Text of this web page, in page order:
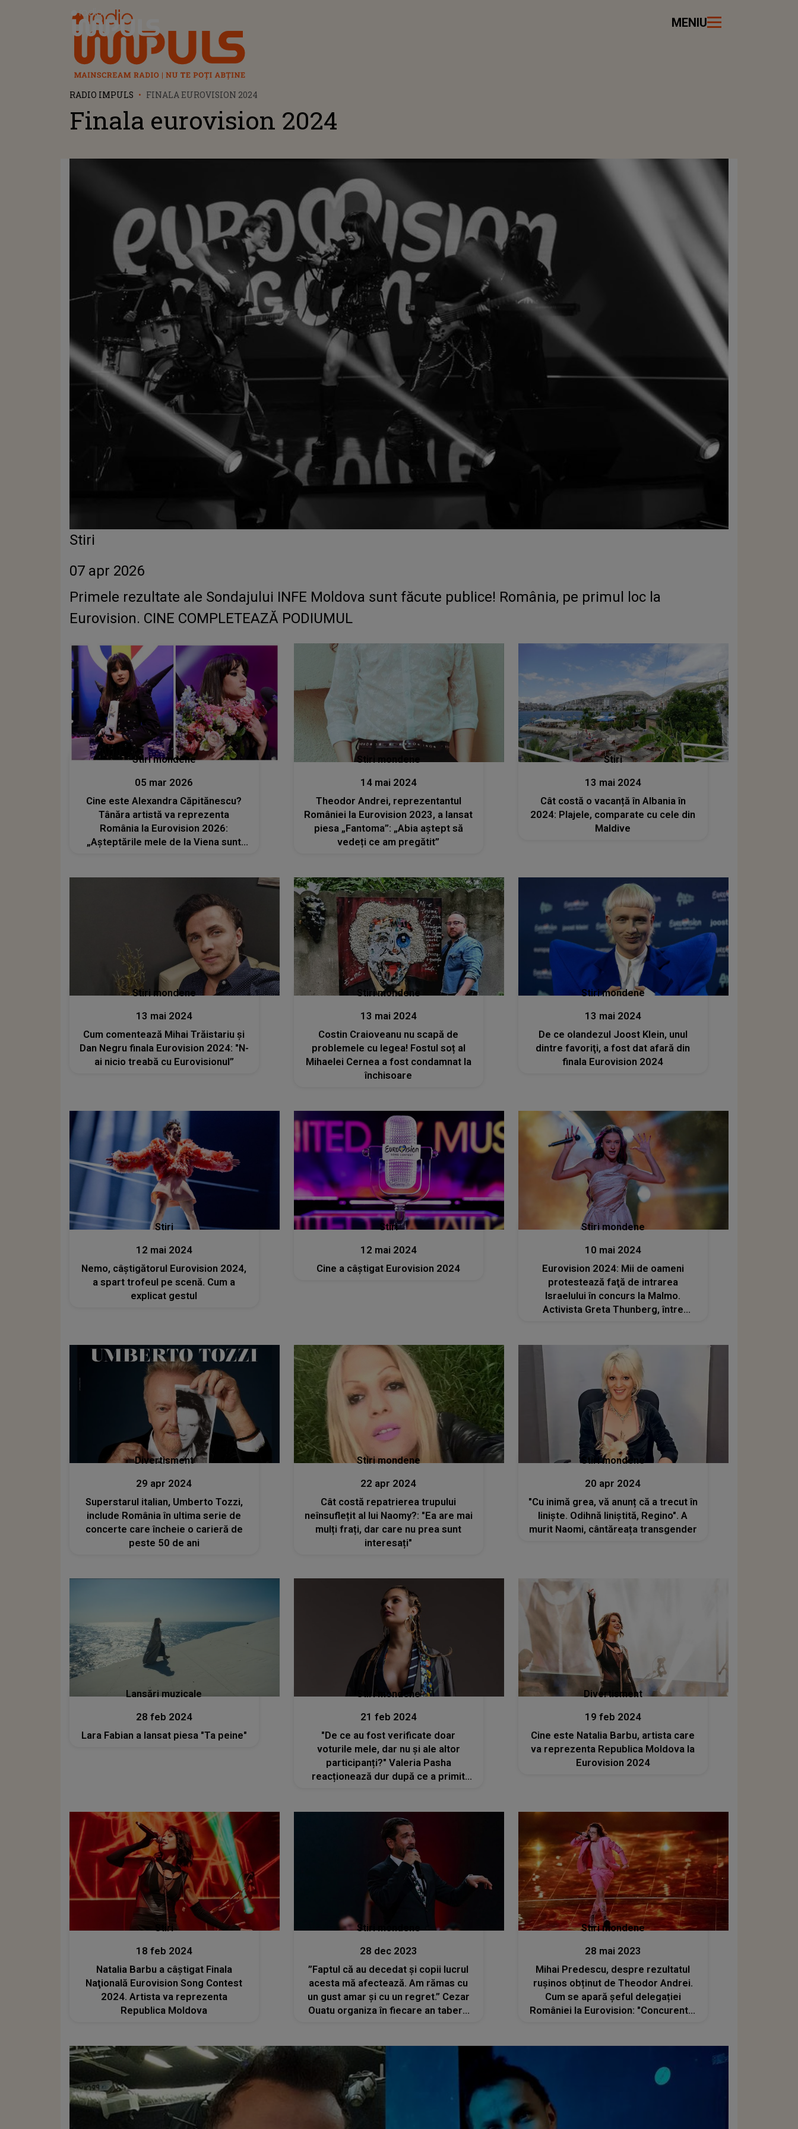
Radio Impuls MENIU
RADIO IMPULS FINALA EUROVISION 2024
Finala eurovision 2024
Stiri
07 apr 2026
Primele rezultate ale Sondajului INFE Moldova sunt făcute publice! România, pe primul loc la
Eurovision. CINE COMPLETEAZĂ PODIUMUL
Stiri mondene
05 mar 2026
Cine este Alexandra Căpitănescu?
Tânăra artistă va reprezenta
România la Eurovision 2026:
„Așteptările mele de la Viena sunt
concurs de talente
Stiri mondene
14 mai 2024
Theodor Andrei, reprezentantul
României la Eurovision 2023, a lansat
piesa „Fantoma”: „Abia aștept să
vedeți ce am pregătit”
Stiri
13 mai 2024
Cât costă o vacanță în Albania în
2024: Plajele, comparate cu cele din
Maldive
Stiri mondene
13 mai 2024
Cum comentează Mihai Trăistariu și
Dan Negru finala Eurovision 2024: "N-
ai nicio treabă cu Eurovisionul”
Stiri mondene
13 mai 2024
Costin Craioveanu nu scapă de
problemele cu legea! Fostul soț al
Mihaelei Cernea a fost condamnat la
închisoare
Stiri mondene
13 mai 2024
De ce olandezul Joost Klein, unul
dintre favoriţi, a fost dat afară din
finala Eurovision 2024
Stiri
12 mai 2024
Nemo, câștigătorul Eurovision 2024,
a spart trofeul pe scenă. Cum a
explicat gestul
Stiri
12 mai 2024
Cine a câștigat Eurovision 2024
Stiri mondene
10 mai 2024
Eurovision 2024: Mii de oameni
protestează faţă de intrarea
Israelului în concurs la Malmo.
Activista Greta Thunberg, între
Divertisment
29 apr 2024
Superstarul italian, Umberto Tozzi,
include România în ultima serie de
concerte care încheie o carieră de
peste 50 de ani
Stiri mondene
22 apr 2024
Cât costă repatrierea trupului
neînsuflețit al lui Naomy?: "Ea are mai
mulți frați, dar care nu prea sunt
interesați"
Stiri mondene
20 apr 2024
"Cu inimă grea, vă anunț că a trecut în
liniște. Odihnă liniștită, Regino". A
murit Naomi, cântăreața transgender
Lansări muzicale
28 feb 2024
Lara Fabian a lansat piesa "Ta peine"
Stiri mondene
21 feb 2024
"De ce au fost verificate doar
voturile mele, dar nu și ale altor
participanți?" Valeria Pasha
reacționează dur după ce a primit
Divertisment
19 feb 2024
Cine este Natalia Barbu, artista care
va reprezenta Republica Moldova la
Eurovision 2024
Stiri
18 feb 2024
Natalia Barbu a câştigat Finala
Naţională Eurovision Song Contest
2024. Artista va reprezenta
Republica Moldova
Stiri mondene
28 dec 2023
”Faptul că au decedat și copii lucrul
acesta mă afectează. Am rămas cu
un gust amar și cu un regret.” Cezar
Ouatu organiza în fiecare an tabere
Stiri mondene
28 mai 2023
Mihai Predescu, despre rezultatul
rușinos obținut de Theodor Andrei.
Cum se apară șeful delegației
României la Eurovision: "Concurentul